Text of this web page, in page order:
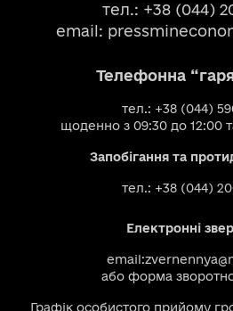
тел.: +38 (044)
email:
Телефонна
тел.: +38 (044)
щоденно з 09:30 до 12:00
Запобігання та
тел.: +38 (044)
Електронні
email:
або форма
Графік особистого прийому